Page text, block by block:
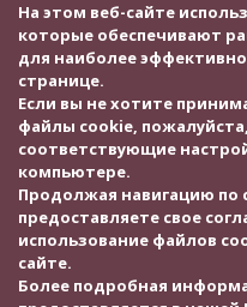
ПРОДОЛЖАЕМ
На этом веб-сайте
которые обеспечивают
для наиболее
странице.
Если вы не хотите
файлы cookie,
соответствующие
компьютере.
Продолжая навигацию по
предоставляете свое
использование файлов
сайте.
Более подробная